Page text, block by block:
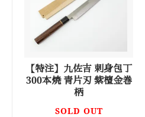
【特注】九佐吉 刺身包丁
300本焼 青片刃 紫檀金巻
柄
SOLD OUT